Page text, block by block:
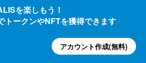
働いている人たちへ【仮想通
210.07ALIS
8.64
を楽しもう！
トークンやNFTを獲得できます
アカウント作成(無料)